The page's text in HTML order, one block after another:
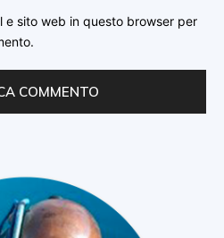
e sito web in questo browser per